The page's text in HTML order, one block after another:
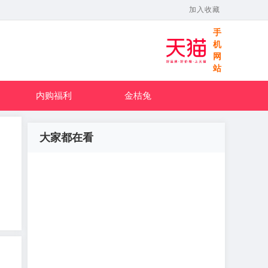
加入收藏
手
机
网
站
内购福利 金桔兔
大家都在看